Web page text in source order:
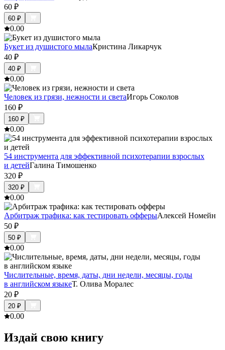
60 ₽
60 ₽
0.00
Букет из душистого мылаКристина Ликарчук
40 ₽
40 ₽
0.00
Человек из грязи, нежности и светаИгорь Соколов
160 ₽
160 ₽
0.00
54 инструмента для эффективной психотерапии взрослых
и детейГалина Тимошенко
320 ₽
320 ₽
0.00
Арбитраж трафика: как тестировать офферыАлексей Номейн
50 ₽
50 ₽
0.00
Числительные, время, даты, дни недели, месяцы, годы
в английском языкеТ. Олива Моралес
20 ₽
20 ₽
0.00
Издай свою книгу